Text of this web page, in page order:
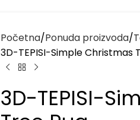
Početna Ponuda proizvoda
3D-TEPISI-Simple Christmas
3D-TEPISI-